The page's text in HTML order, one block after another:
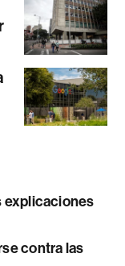
explicaciones
contra las